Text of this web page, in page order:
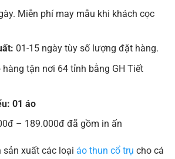
Miễn phí may mẫu khi khách cọc
01-15 ngày tùy số lượng đặt hàng.
hàng tận nơi 64 tỉnh bằng GH Tiết
01 áo
– 189.000đ đã gồm in ấn
sản xuất các loại áo thun cổ trụ cho cá